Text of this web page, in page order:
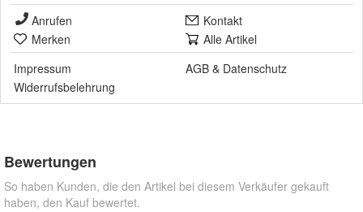
Anrufen
Kontakt
Merken
Alle Artikel
Impressum
AGB & Datenschutz
Widerrufsbelehrung
Bewertungen
So haben Kunden, die den Artikel bei diesem Verkäufer gekauft
haben, den Kauf bewertet.